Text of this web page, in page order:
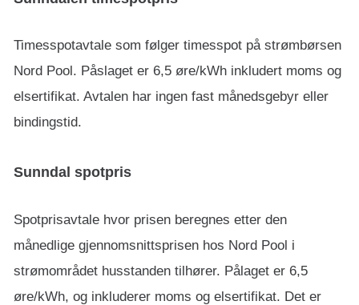
Timesspotavtale som følger timesspot på strømbørsen
Nord Pool. Påslaget er 6,5 øre/kWh inkludert moms og
elsertifikat. Avtalen har ingen fast månedsgebyr eller
bindingstid.
Sunndal spotpris
Spotprisavtale hvor prisen beregnes etter den
månedlige gjennomsnittsprisen hos Nord Pool i
strømområdet husstanden tilhører. Pålaget er 6,5
øre/kWh, og inkluderer moms og elsertifikat. Det er